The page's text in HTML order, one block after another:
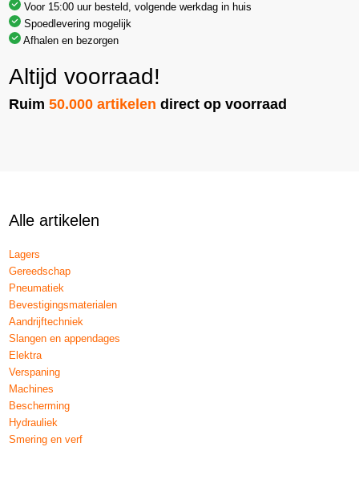
Voor 15:00 uur besteld, volgende werkdag in huis
Spoedlevering mogelijk
Afhalen en bezorgen
Altijd voorraad!
Ruim50.000 artikelen direct op voorraad
Alle artikelen
Lagers
Gereedschap
Pneumatiek
Bevestigingsmaterialen
Aandrijftechniek
Slangen en appendages
Elektra
Verspaning
Machines
Bescherming
Hydrauliek
Smering en verf